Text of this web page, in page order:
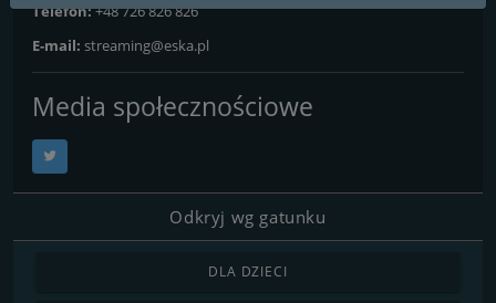
Telefon:+48 726 826 826
E-mail: streaming@eska.pl
Media społecznościowe
Odkryj wg gatunku
DLA DZIECI